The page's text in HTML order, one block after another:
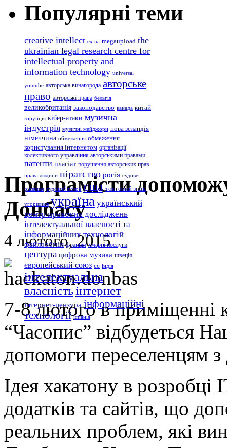
Популярні теми
creative intellect ex.ua megaupload the
ukrainian legal research centre for
intellectual property and
information technology universal
youtube авторська винагорода авторське
право авторські права бельгія
великобританія законодавство канада китай
корупція кібер-атаки музична
індустрія музичні мейджори нова зеландія
німеччина обмеження обмеження
користування інтернетом організації
колективного управління авторськими правами
патенти плагіат порушення авторських прав
права людини піратство росія судове
рішення судовий позов сша торговий знак
угорщина україна український
центр правових досліджень
інтелектуальної власності та
інформаційних технологій
файлообмін франція хмарні послуги
цензура цифрова музика швеція
європейський союз єс індія
інтелектуальна
власністьінтернет
інтернет-цензура інформаційні
технології іспанія
Програмісти
Донбасу
4 лютого, 2015
7-8 лютого в приміщенні
“Часопис” відбудеться
допомоги переселенцям
Ідея хакатону в розробці
додатків та сайтів, що
реальних проблем, які